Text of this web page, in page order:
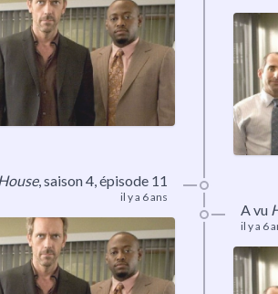
,saison 4, épisode 11
il y a 6 ans
A vu
il y a 6